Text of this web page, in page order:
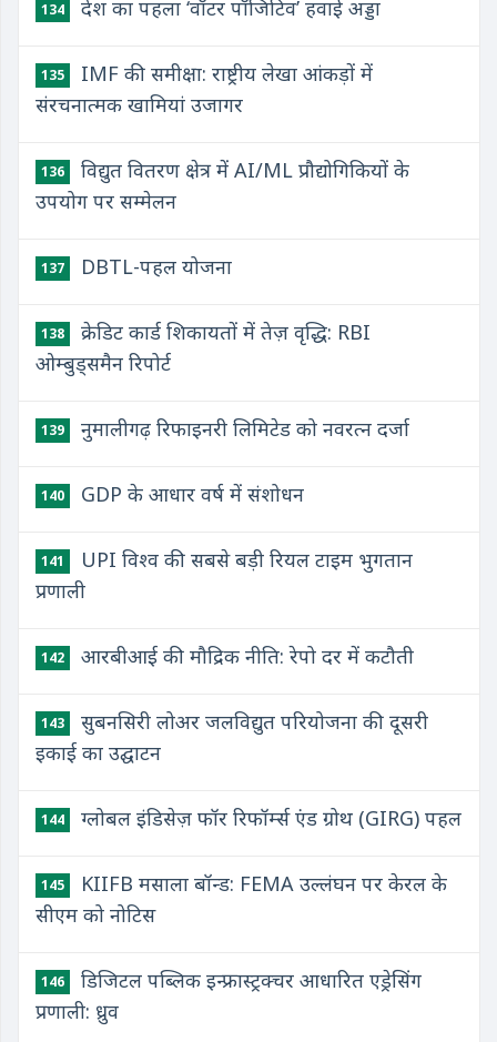
134 देश का पहला ‘वॉटर पॉजिटिव’ हवाई अड्डा
135
IMF की समीक्षा: राष्ट्रीय लेखा आंकड़ों में
संरचनात्मक खामियां उजागर
136
विद्युत वितरण क्षेत्र में AI/ML प्रौद्योगिकियों के
उपयोग पर सम्मेलन
137 DBTL-पहल योजना
138
क्रेडिट कार्ड शिकायतों में तेज़ वृद्धि: RBI
ओम्बुड्समैन रिपोर्ट
139 नुमालीगढ़ रिफाइनरी लिमिटेड को नवरत्न दर्जा
140 GDP के आधार वर्ष में संशोधन
141
UPI विश्व की सबसे बड़ी रियल टाइम भुगतान
प्रणाली
142 आरबीआई की मौद्रिक नीति: रेपो दर में कटौती
143
सुबनसिरी लोअर जलविद्युत परियोजना की दूसरी
इकाई का उद्घाटन
144 ग्लोबल इंडिसेज़ फॉर रिफॉर्म्स एंड ग्रोथ (GIRG) पहल
145
KIIFB मसाला बॉन्ड: FEMA उल्लंघन पर केरल के
सीएम को नोटिस
146
डिजिटल पब्लिक इन्फ्रास्ट्रक्चर आधारित एड्रेसिंग
प्रणाली: ध्रुव